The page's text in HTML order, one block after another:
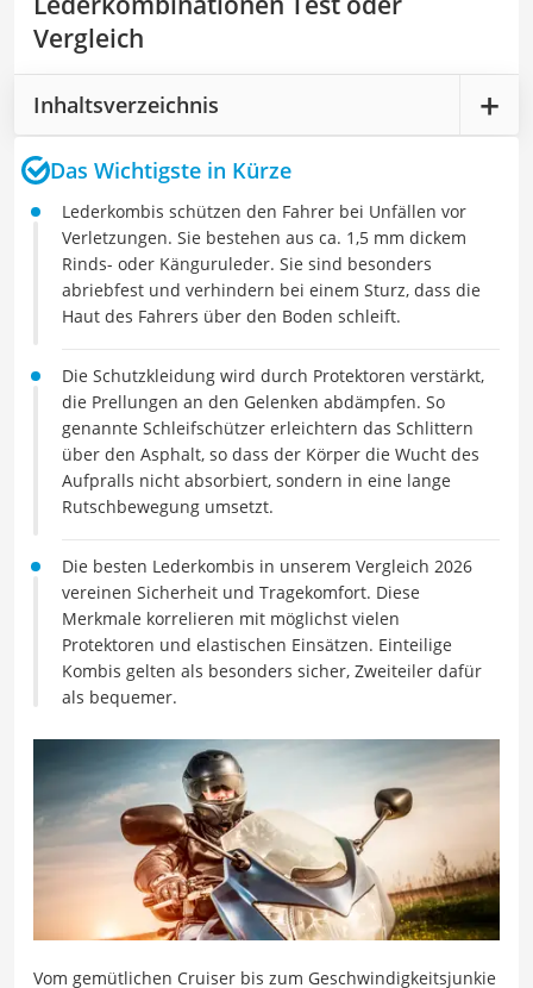
Vergleich
Inhaltsverzeichnis
Das Wichtigste in Kürze
Lederkombis schützen den Fahrer bei Unfällen vor
Verletzungen. Sie bestehen aus ca. 1,5 mm dickem
Rinds- oder Känguruleder. Sie sind besonders
abriebfest und verhindern bei einem Sturz, dass die
Haut des Fahrers über den Boden schleift.
Die Schutzkleidung wird durch Protektoren verstärkt,
die Prellungen an den Gelenken abdämpfen. So
genannte Schleifschützer erleichtern das Schlittern
über den Asphalt, so dass der Körper die Wucht des
Aufpralls nicht absorbiert, sondern in eine lange
Rutschbewegung umsetzt.
Die besten Lederkombis in unserem Vergleich 2026
vereinen Sicherheit und Tragekomfort. Diese
Merkmale korrelieren mit möglichst vielen
Protektoren und elastischen Einsätzen. Einteilige
Kombis gelten als besonders sicher, Zweiteiler dafür
als bequemer.
Vom gemütlichen Cruiser bis zum Geschwindigkeitsjunkie